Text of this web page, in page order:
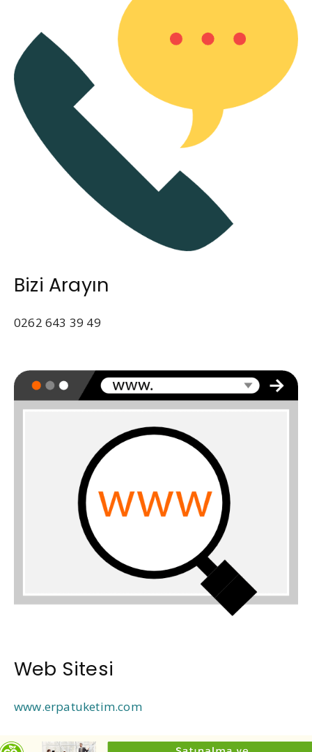
Bizi Arayın
0262 643 39 49
Web Sitesi
www.erpatuketim.com